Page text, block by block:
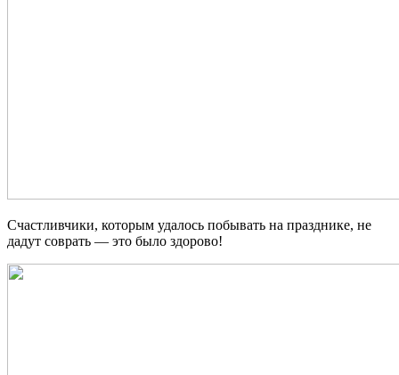
Счастливчики, которым удалось побывать на празднике, не
дадут соврать — это было здорово!